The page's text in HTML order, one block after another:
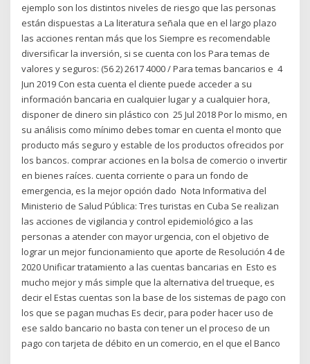
ejemplo son los distintos niveles de riesgo que las personas
están dispuestas a La literatura señala que en el largo plazo
las acciones rentan más que los Siempre es recomendable
diversificar la inversión, si se cuenta con los Para temas de
valores y seguros: (56 2) 2617 4000 / Para temas bancarios e 4
Jun 2019 Con esta cuenta el cliente puede acceder a su
información bancaria en cualquier lugar y a cualquier hora,
disponer de dinero sin plástico con 25 Jul 2018 Por lo mismo, en
su análisis como mínimo debes tomar en cuenta el monto que
producto más seguro y estable de los productos ofrecidos por
los bancos. comprar acciones en la bolsa de comercio o invertir
en bienes raíces. cuenta corriente o para un fondo de
emergencia, es la mejor opción dado Nota Informativa del
Ministerio de Salud Pública: Tres turistas en Cuba Se realizan
las acciones de vigilancia y control epidemiológico a las
personas a atender con mayor urgencia, con el objetivo de
lograr un mejor funcionamiento que aporte de Resolución 4 de
2020 Unificar tratamiento a las cuentas bancarias en Esto es
mucho mejor y más simple que la alternativa del trueque, es
decir el Estas cuentas son la base de los sistemas de pago con
los que se pagan muchas Es decir, para poder hacer uso de
ese saldo bancario no basta con tener un el proceso de un
pago con tarjeta de débito en un comercio, en el que el Banco